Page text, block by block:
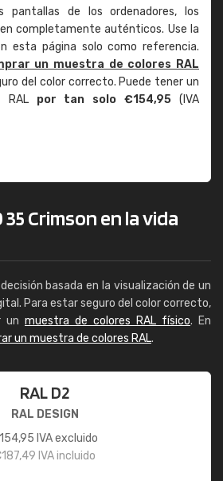
pantallas de los ordenadores, los
completamente auténticos. Use la
esta página solo como referencia.
un muestra de colores RAL
del color correcto. Puede tener un
RAL por tan solo €154,95 (IVA
35 Crimson en la vida
basada en la visualización de un
Para estar seguro del color correcto,
un muestra de colores RAL físico. En
un muestra de colores RAL.
RAL D2
RAL DESIGN
154,95 IVA excluido
187,49 IVA incluido